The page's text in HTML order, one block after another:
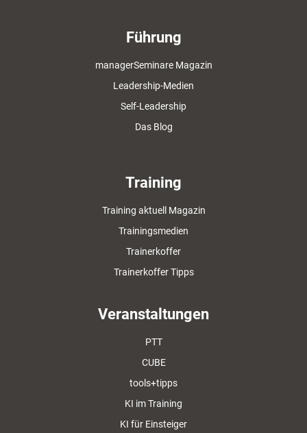
Führung
managerSeminare Magazin
Leadership-Medien
Self-Leadership
Das Blog
Training
Training aktuell Magazin
Trainingsmedien
Trainerkoffer
Trainerkoffer Tipps
Veranstaltungen
PTT
CUBE
tools+tipps
KI im Training
KI für Einsteiger